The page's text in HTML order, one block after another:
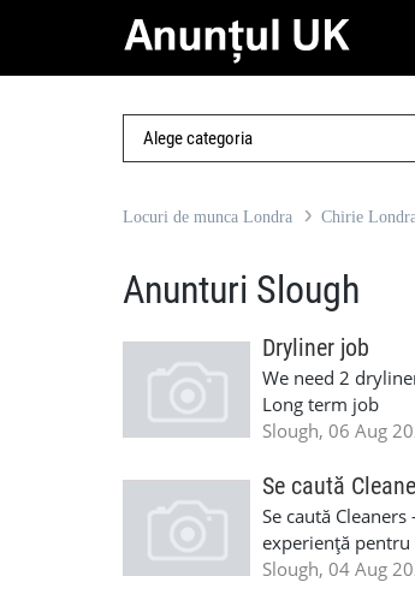
Locuri de munca Londra Chirie
Anunturi Slough
Dryliner job
We need 2
Long term job
Slough, 06 Aug
Se caută
Se caută
experiență
Începere: Mâine
Slough, 04 Aug